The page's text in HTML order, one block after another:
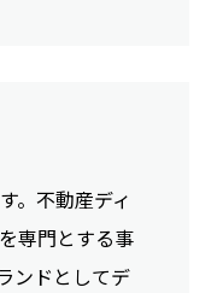
。不動産ディ
専門とする事
ンドとしてデ